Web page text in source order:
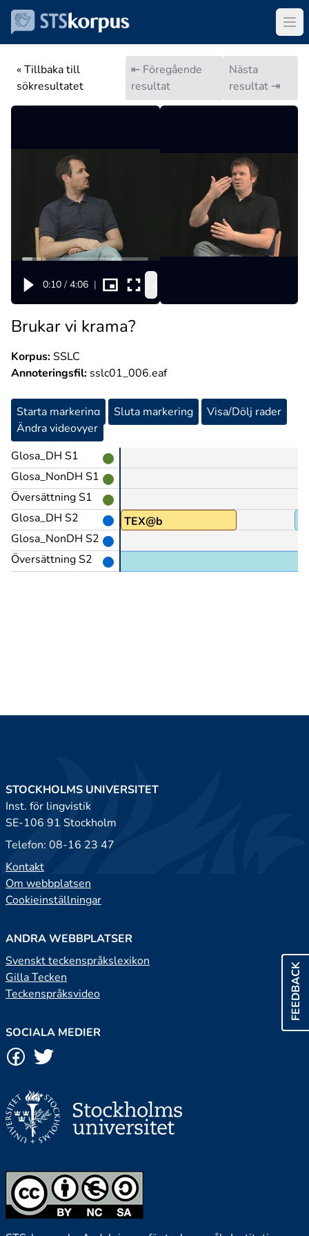
« Tillbaka till
sökresultatet
⇤ Föregående
resultat
Nästa
resultat ⇥
0:10 / 4:06 |
Brukar vi krama?
Korpus:SSLC
Annoteringsfil: sslc01_006.eaf
Starta markering Sluta markering
Visa/Dölj rader
Ändra videovyer
Glosa_DH S1
Glosa_NonDH S1
Översättning S1
Glosa_DH S2
Glosa_NonDH S2
Översättning S2
TEX@b
FEEDBACK
STOCKHOLMS UNIVERSITET
Inst. för lingvistik
SE-106 91 Stockholm
Telefon: 08-16 23 47
Kontakt
Om webbplatsen
Cookieinställningar
ANDRA WEBBPLATSER
Svenskt teckenspråkslexikon
Gilla Tecken
Teckenspråksvideo
SOCIALA MEDIER